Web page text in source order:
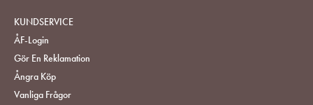
KUNDSERVICE
ÅF-Login
Gör En Reklamation
Ångra Köp
Vanliga Frågor